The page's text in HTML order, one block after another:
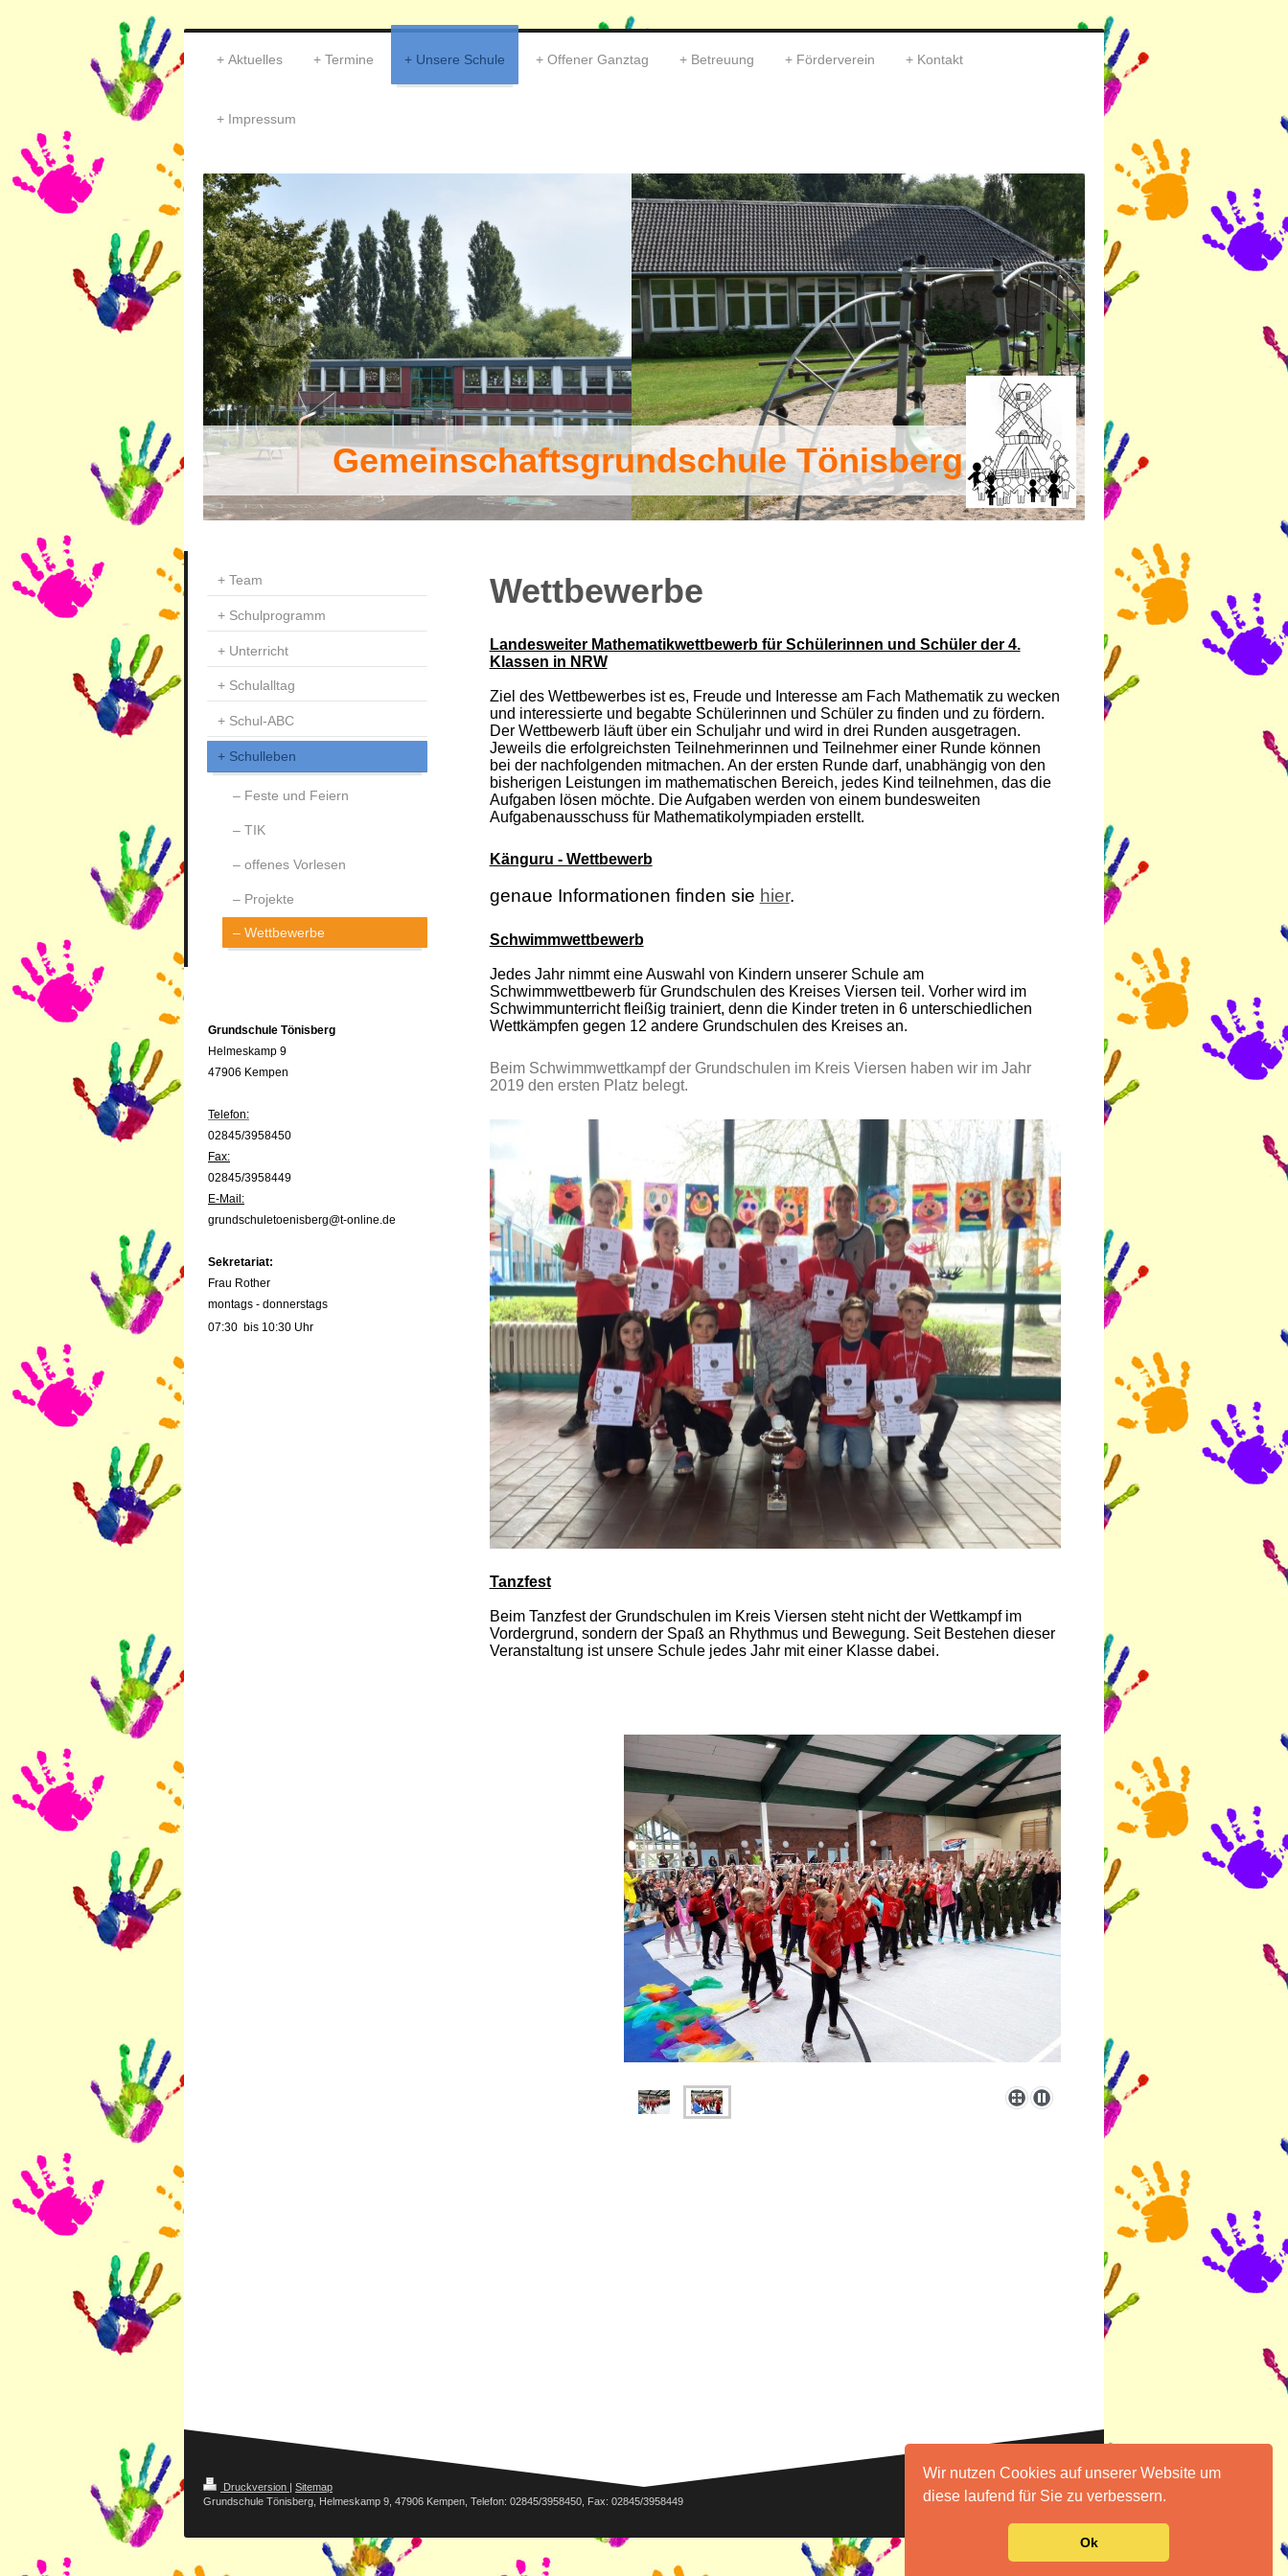
Wir nutzen Cookies auf unserer Website um
diese laufend für Sie zu verbessern.
Ok
Aktuelles Termine Unsere Schule Offener Ganztag Betreuung Förderverein Kontakt
Impressum
Gemeinschaftsgrundschule Tönisberg
Wettbewerbe
Landesweiter Mathematikwettbewerb für Schülerinnen und Schüler der 4.
Klassen in NRW
Ziel des Wettbewerbes ist es, Freude und Interesse am Fach Mathematik zu wecken
und interessierte und begabte Schülerinnen und Schüler zu finden und zu fördern.
Der Wettbewerb läuft über ein Schuljahr und wird in drei Runden ausgetragen.
Jeweils die erfolgreichsten Teilnehmerinnen und Teilnehmer einer Runde können
bei der nachfolgenden mitmachen. An der ersten Runde darf, unabhängig von den
bisherigen Leistungen im mathematischen Bereich, jedes Kind teilnehmen, das die
Aufgaben lösen möchte. Die Aufgaben werden von einem bundesweiten
Aufgabenausschuss für Mathematikolympiaden erstellt.
Känguru - Wettbewerb
genaue Informationen finden sie hier.
Schwimmwettbewerb
Jedes Jahr nimmt eine Auswahl von Kindern unserer Schule am
Schwimmwettbewerb für Grundschulen des Kreises Viersen teil. Vorher wird im
Schwimmunterricht fleißig trainiert, denn die Kinder treten in 6 unterschiedlichen
Wettkämpfen gegen 12 andere Grundschulen des Kreises an.
Beim Schwimmwettkampf der Grundschulen im Kreis Viersen haben wir im Jahr
2019 den ersten Platz belegt.
Tanzfest
Beim Tanzfest der Grundschulen im Kreis Viersen steht nicht der Wettkampf im
Vordergrund, sondern der Spaß an Rhythmus und Bewegung. Seit Bestehen dieser
Veranstaltung ist unsere Schule jedes Jahr mit einer Klasse dabei.
Team
Schulprogramm
Unterricht
Schulalltag
Schul-ABC
Schulleben
Feste und Feiern
TIK
offenes Vorlesen
Projekte
Wettbewerbe
Grundschule Tönisberg
Helmeskamp 9
47906 Kempen
Telefon:
02845/3958450
Fax:
02845/3958449
E-Mail:
grundschuletoenisberg@t-online.de
Sekretariat:
Frau Rother
montags - donnerstags
07:30 bis 10:30 Uhr
Druckversion | Sitemap
Grundschule Tönisberg, Helmeskamp 9, 47906 Kempen, Telefon: 02845/3958450, Fax: 02845/3958449